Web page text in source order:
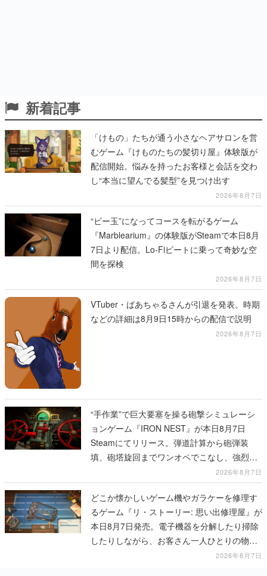
新着記事
「けもの」たちが通う小さなヘアサロンを営
むゲーム『けものたちの髪切り屋』体験版が
配信開始。悩みを持ったお客様と会話を交わ
し“本当に望んでる髪型”を見つけ出す
2026年8月7日
“ビー玉”になってコースを転がるゲーム
『Marblearium』の体験版がSteamで本日8月
7日より配信。Lo-Fiビートに乗って奇妙な空
間を探検
2026年8月7日
VTuber・ばあちゃるさんが引退を発表。時期
などの詳細は8月9日15時からの配信で説明
2026年8月7日
“手作業”で巨大要塞を操る砲撃シミュレーシ
ョンゲーム『IRON NEST』が本日8月7日
Steamにてリリース。弾道計算から砲弾装
填、砲塔旋回までワンオペでこなし、強烈な
一撃をブチかませるロマンある作品2026年8月7日
どこか懐かしいゲーム機やガラケーを修理す
るゲーム『リ・ストーリー: 思い出修理屋』が
本日8月7日発売。電子機器を分解したり掃除
したりしながら、お客さん一人ひとりの物語
2026年8月7日